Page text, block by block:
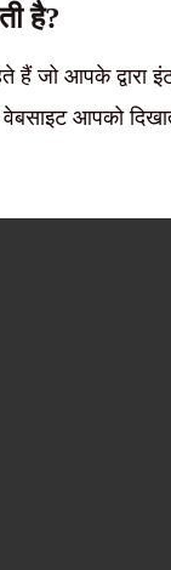
है?
जो आपके द्वारा
आपको